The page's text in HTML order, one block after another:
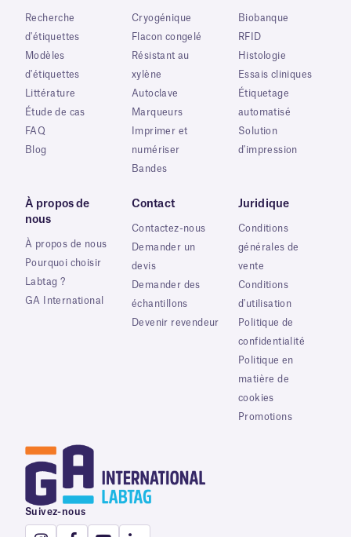
Recherche
d'étiquettes
Modèles
d'étiquettes
Littérature
Étude de cas
FAQ
Blog
Cryogénique
Flacon congelé
Résistant au
xylène
Autoclave
Marqueurs
Imprimer et
numériser
Bandes
Biobanque
RFID
Histologie
Essais cliniques
Étiquetage
automatisé
Solution
d'impression
À propos de
nous
À propos de nous
Pourquoi choisir
Labtag ?
GA International
Contact
Contactez-nous
Demander un
devis
Demander des
échantillons
Devenir revendeur
Juridique
Conditions
générales de
vente
Conditions
d'utilisation
Politique de
confidentialité
Politique en
matière de
cookies
Promotions
Suivez-nous